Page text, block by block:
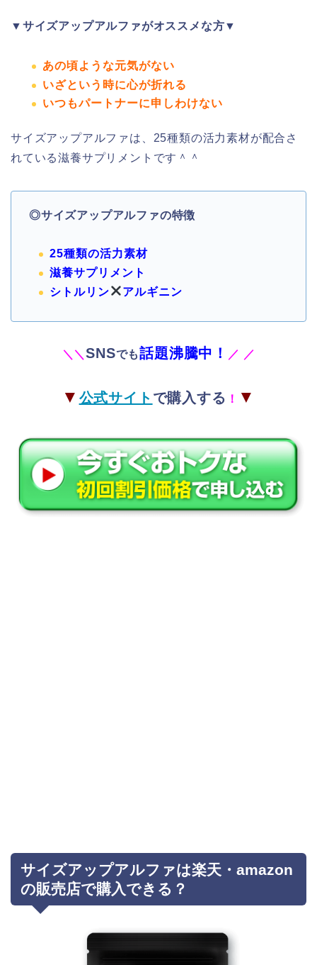
▼サイズアップアルファがオススメな方▼
あの頃ような元気がない
いざという時に心が折れる
いつもパートナーに申しわけない
サイズアップアルファは、25種類の活力素材が配合さ
れている滋養サプリメントです ＾＾
◎サイズアップアルファの特徴
25種類の活力素材
滋養サプリメント
シトルリン
アルギニン
＼ ＼SNSでも話題沸騰中！ ／ ／
▼ 公式サイト で購入する ！ ▼
サイズアップアルファは楽天・amazon
の販売店で購入できる？